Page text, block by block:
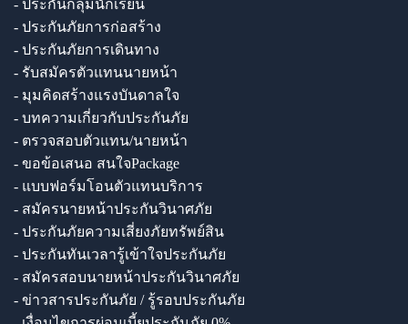
- ประกันกลุ่มนักเรียน
- ประกันภัยการก่อสร้าง
- ประกันภัยการเดินทาง
- รับสมัครตัวแทนนายหน้า
- มุมคิดสร้างแรงบันดาลใจ
- บทความเกี่ยวกับประกันภัย
- ตรวจสอบตัวแทน/นายหน้า
- ขอข้อเสนอ สนใจPackage
- แบบฟอร์มโอนตัวแทนบริการ
- สมัครนายหน้าประกันวินาศภัย
- ประกันภัยความเสี่ยงภัยทรัพย์สิน
- ประกันทันเวลารู้เข้าใจประกันภัย
- สมัครสอบนายหน้าประกันวินาศภัย
- ข่าวสารประกันภัย / รู้รอบประกันภัย